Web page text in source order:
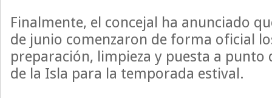
Finalmente, el concejal ha anunciado
de junio comenzaron de forma oficial
preparación, limpieza y puesta a punto
de la Isla para la temporada estival.